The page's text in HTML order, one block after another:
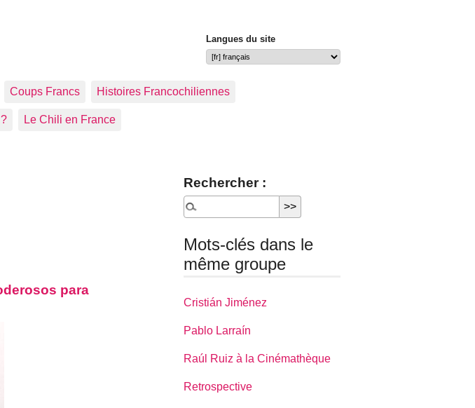
Langues du site
Coups Francs Histoires Francochiliennes
Le Chili en France
para
Rechercher :
Mots-clés dans le
même groupe
Cristián Jiménez
Pablo Larraín
Raúl Ruiz à la Cinémathèque
Retrospective